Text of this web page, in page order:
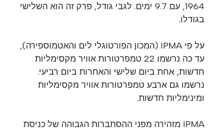
1964, עם 9.7 ימים. לגבי גודל, פרק זה הוא השלישי
בגודלו.
על פי IPMA (המכון הפורטוגלי לים והאטמוספירה),
עד כה נרשמו 22 טמפרטורות אוויר מקסימליות
חדשות, אחת ביום שלישי והאחרות ביום רביעי.
נרשמו גם ארבע טמפרטורות אוויר מקסימליות
ומינימליות חדשות.
IPMA מזהירה מפני ההסתברות הגבוהה של כניסת